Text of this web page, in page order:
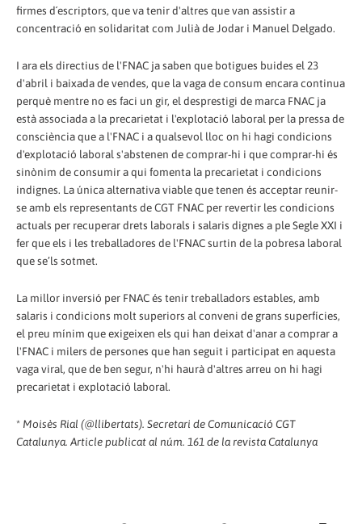
firmes d´escriptors, que va tenir d'altres que van assistir a
concentració en solidaritat com Julià de Jodar i Manuel Delgado.
I ara els directius de l'FNAC ja saben que botigues buides el 23
d'abril i baixada de vendes, que la vaga de consum encara continua
perquè mentre no es faci un gir, el desprestigi de marca FNAC ja
està associada a la precarietat i l'explotació laboral per la pressa de
consciència que a l'FNAC i a qualsevol lloc on hi hagi condicions
d'explotació laboral s'abstenen de comprar-hi i que comprar-hi és
sinònim de consumir a qui fomenta la precarietat i condicions
indignes. La única alternativa viable que tenen és acceptar reunir-
se amb els representants de CGT FNAC per revertir les condicions
actuals per recuperar drets laborals i salaris dignes a ple Segle XXI i
fer que els i les treballadores de l'FNAC surtin de la pobresa laboral
que se’ls sotmet.
La millor inversió per FNAC és tenir treballadors estables, amb
salaris i condicions molt superiors al conveni de grans superfícies,
el preu mínim que exigeixen els qui han deixat d'anar a comprar a
l'FNAC i milers de persones que han seguit i participat en aquesta
vaga viral, que de ben segur, n'hi haurà d'altres arreu on hi hagi
precarietat i explotació laboral.
* Moisès Rial (@llibertats). Secretari de Comunicació CGT
Catalunya. Article publicat al núm. 161 de la revista Catalunya